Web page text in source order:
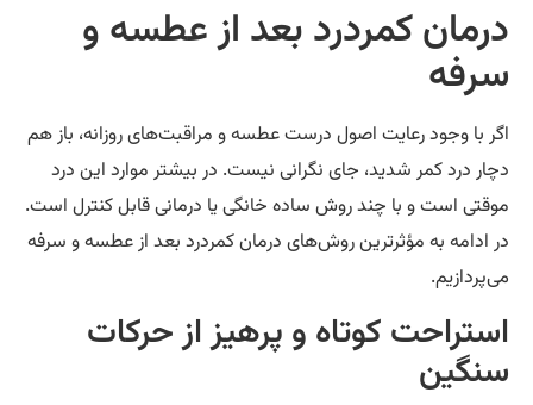
کمردرد بعد از عطسه و
با وجود رعایت اصول درست عطسه و مراقبت‌های روزانه، باز هم
درد کمر شدید، جای نگرانی نیست. در بیشتر موارد این درد
است و با چند روش ساده خانگی یا درمانی قابل کنترل است.
ادامه به مؤثرترین روش‌های درمان کمردرد بعد از عطسه و سرفه
کوتاه و پرهیز از حرکات